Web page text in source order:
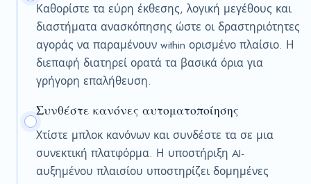
Καθορίστε τα εύρη έκθεσης, λογική μεγέθους και
διαστήματα ανασκόπησης ώστε οι δραστηριότητες
αγοράς να παραμένουν within ορισμένο πλαίσιο. Η
διεπαφή διατηρεί ορατά τα βασικά όρια για
γρήγορη επαλήθευση.
Συνθέστε κανόνες αυτοματοποίησης
Χτίστε μπλοκ κανόνων και συνδέστε τα σε μια
συνεκτική πλατφόρμα. Η υποστήριξη AI-
αυξημένου πλαισίου υποστηρίζει δομημένες